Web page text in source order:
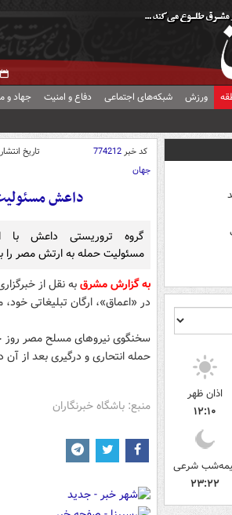
ورزش شبکه‌های اجتماعی دفاع و امنیت جهاد و
اذان ظهر
۱۲:۱۰
شرعی
۲۳:۲۲
کد خبر774212 تاریخ
جهان
داعش
گروه تروریستی داعش با
مسئولیت حمله به ارتش مصر را
به گزارش مشرقبه نقل از
در «اعماق»، ارگان تبلیغاتی
سخنگوی نیروهای مسلح مصر روز
حمله انتحاری و درگیری بعد از
منبع: باشگاه خبرنگاران